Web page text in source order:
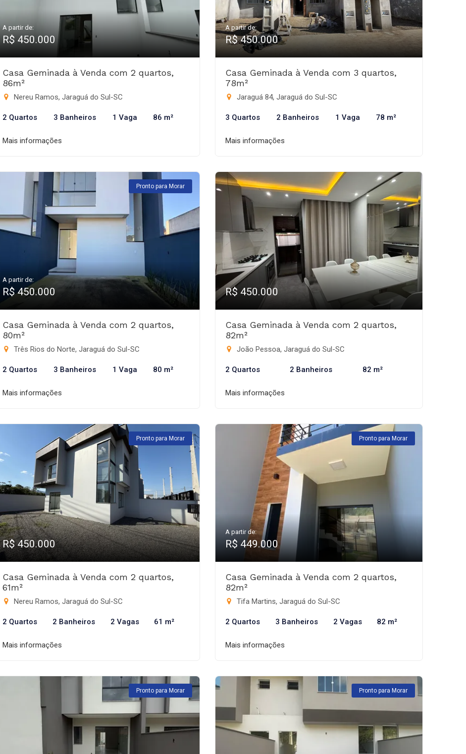
A partir de:
R$ 450.000
Casa Geminada à Venda com 2 quartos,
86m²
Nereu Ramos, Jaraguá do Sul-SC
2 Quartos 3 Banheiros 1 Vaga 86 m²
Mais informações
A partir de:
R$ 450.000
Casa Geminada à Venda com 3 quartos,
78m²
Jaraguá 84, Jaraguá do Sul-SC
3 Quartos 2 Banheiros 1 Vaga 78 m²
Mais informações
Pronto para Morar
A partir de:
R$ 450.000
Casa Geminada à Venda com 2 quartos,
80m²
Três Rios do Norte, Jaraguá do Sul-SC
2 Quartos 3 Banheiros 1 Vaga 80 m²
Mais informações
R$ 450.000
Casa Geminada à Venda com 2 quartos,
82m²
João Pessoa, Jaraguá do Sul-SC
2 Quartos 2 Banheiros 82 m²
Mais informações
Pronto para Morar
R$ 450.000
Casa Geminada à Venda com 2 quartos,
61m²
Nereu Ramos, Jaraguá do Sul-SC
2 Quartos 2 Banheiros 2 Vagas 61 m²
Mais informações
Pronto para Morar
A partir de:
R$ 449.000
Casa Geminada à Venda com 2 quartos,
82m²
Tifa Martins, Jaraguá do Sul-SC
2 Quartos 3 Banheiros 2 Vagas 82 m²
Mais informações
Pronto para Morar Pronto para Morar